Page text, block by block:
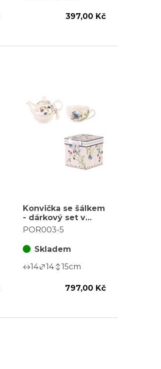
397,00 Kč
Konvička se šálkem
- dárkový set v
krabičce, porcelán,
POR003-5
Skladem
14
14 15cm
797,00 Kč